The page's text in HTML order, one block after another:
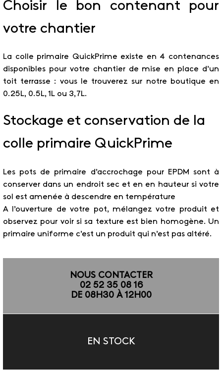
Choisir le bon contenant pour
votre chantier
La colle primaire QuickPrime existe en 4 contenances
disponibles pour votre chantier de mise en place d’un
toit terrasse : vous le trouverez sur notre boutique en
0.25L, 0.5L, 1L ou 3,7L.
Stockage et conservation de la
colle primaire QuickPrime
Les pots de primaire d’accrochage pour EPDM sont à
conserver dans un endroit sec et en en hauteur si votre
sol est amenée à descendre en température
A l’ouverture de votre pot, mélangez votre produit et
observez pour voir si sa texture est bien homogène. Un
primaire uniforme c’est un produit qui n’est pas altéré.
NOUS CONTACTER
02 52 35 08 16
DE 08H30 À 12H00
EN STOCK